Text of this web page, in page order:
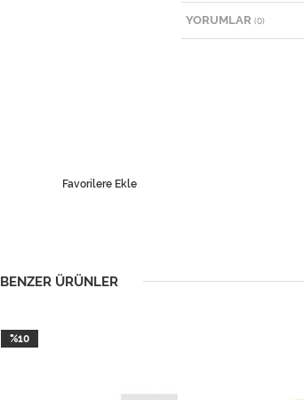
Favorilere Ekle
YORUMLAR (0)
BENZER ÜRÜNLER
%10